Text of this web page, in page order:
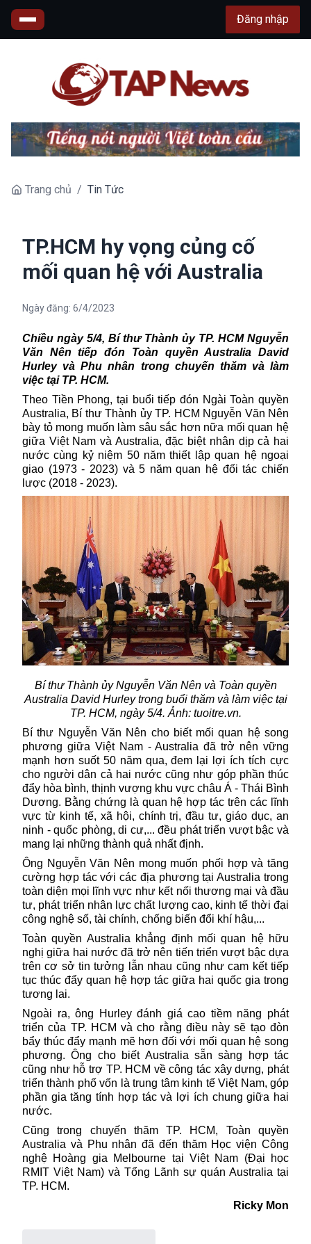
Đăng nhập
Trang chủ / Tin Tức
TP.HCM hy vọng củng cố
mối quan hệ với Australia
Ngày đăng: 6/4/2023
Chiều ngày 5/4, Bí thư Thành ủy TP. HCM Nguyễn
Văn Nên tiếp đón Toàn quyền Australia David
Hurley và Phu nhân trong chuyến thăm và làm
việc tại TP. HCM.
Theo Tiền Phong, tại buổi tiếp đón Ngài Toàn quyền
Australia, Bí thư Thành ủy TP. HCM Nguyễn Văn Nên
bày tỏ mong muốn làm sâu sắc hơn nữa mối quan hệ
giữa Việt Nam và Australia, đặc biệt nhân dịp cả hai
nước cùng kỷ niệm 50 năm thiết lập quan hệ ngoại
giao (1973 - 2023) và 5 năm quan hệ đối tác chiến
lược (2018 - 2023).
Bí thư Thành ủy Nguyễn Văn Nên và Toàn quyền
Australia David Hurley trong buổi thăm và làm việc tại
TP. HCM, ngày 5/4. Ảnh: tuoitre.vn.
Bí thư Nguyễn Văn Nên cho biết mối quan hệ song
phương giữa Việt Nam - Australia đã trở nên vững
mạnh hơn suốt 50 năm qua, đem lại lợi ích tích cực
cho người dân cả hai nước cũng như góp phần thúc
đẩy hòa bình, thịnh vượng khu vực châu Á - Thái Bình
Dương. Bằng chứng là quan hệ hợp tác trên các lĩnh
vực từ kinh tế, xã hội, chính trị, đầu tư, giáo dục, an
ninh - quốc phòng, di cư,... đều phát triển vượt bậc và
mang lại những thành quả nhất định.
Ông Nguyễn Văn Nên mong muốn phối hợp và tăng
cường hợp tác với các địa phương tại Australia trong
toàn diện mọi lĩnh vực như kết nối thương mại và đầu
tư, phát triển nhân lực chất lượng cao, kinh tế thời đại
công nghệ số, tài chính, chống biến đổi khí hậu,...
Toàn quyền Australia khẳng định mối quan hệ hữu
nghị giữa hai nước đã trở nên tiến triển vượt bậc dựa
trên cơ sở tin tưởng lẫn nhau cũng như cam kết tiếp
tục thúc đẩy quan hệ hợp tác giữa hai quốc gia trong
tương lai.
Ngoài ra, ông Hurley đánh giá cao tiềm năng phát
triển của TP. HCM và cho rằng điều này sẽ tạo đòn
bẩy thúc đẩy mạnh mẽ hơn đối với mối quan hệ song
phương. Ông cho biết Australia sẵn sàng hợp tác
cũng như hỗ trợ TP. HCM về công tác xây dựng, phát
triển thành phố vốn là trung tâm kinh tế Việt Nam, góp
phần gia tăng tính hợp tác và lợi ích chung giữa hai
nước.
Cũng trong chuyến thăm TP. HCM, Toàn quyền
Australia và Phu nhân đã đến thăm Học viện Công
nghệ Hoàng gia Melbourne tại Việt Nam (Đại học
RMIT Việt Nam) và Tổng Lãnh sự quán Australia tại
TP. HCM.
Ricky Mon